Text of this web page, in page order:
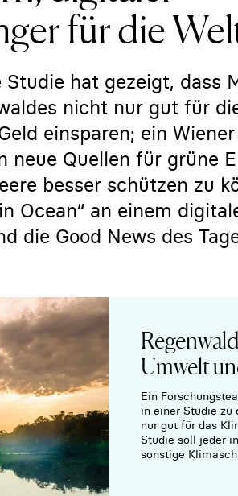
für die
hat gezeigt, dass
nicht nur gut für
einsparen; ein
neue Quellen für grüne
besser schützen zu
Ocean“ an einem
die Good News des
Umwelt
Ein
in einer Studie zu
nur gut für das
Studie soll jeder
sonstige